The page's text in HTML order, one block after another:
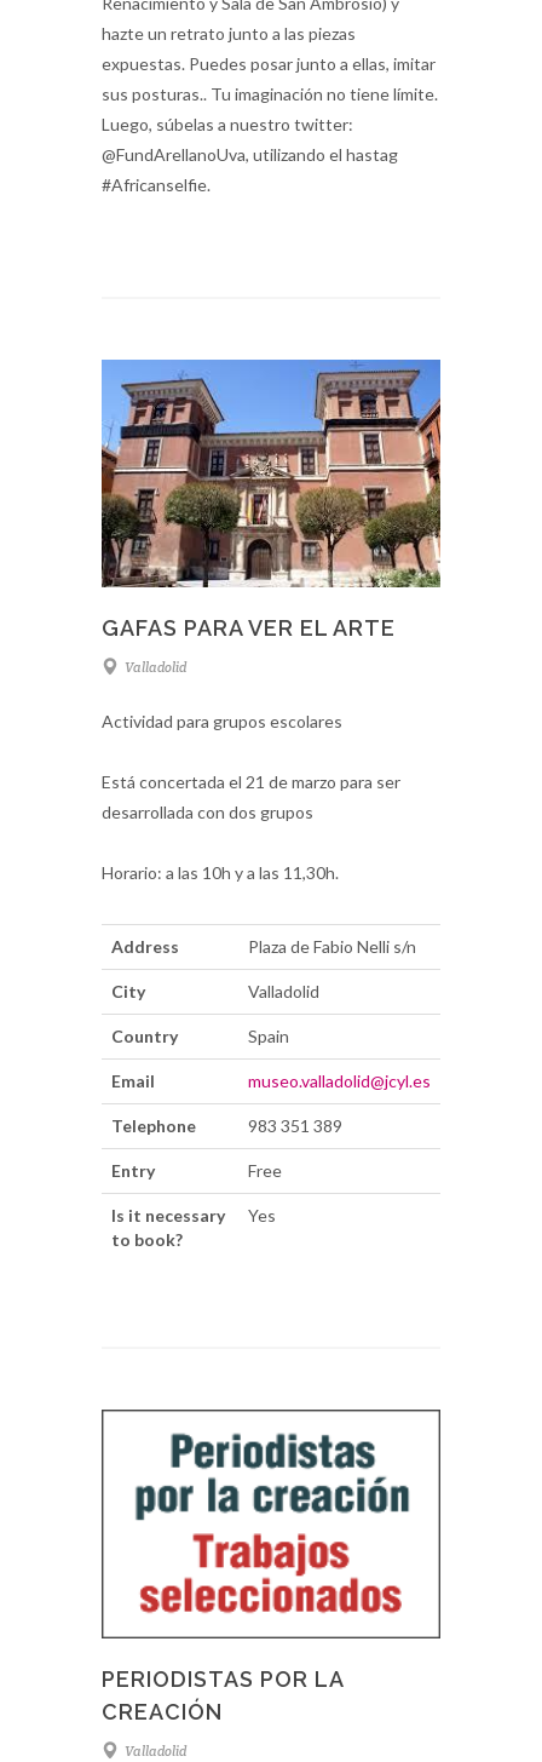
hazte un retrato junto a las piezas
expuestas. Puedes posar junto a ellas, imitar
sus posturas.. Tu imaginación no tiene límite.
Luego, súbelas a nuestro twitter:
@FundArellanoUva, utilizando el hastag
#Africanselfie.
GAFAS PARA VER EL ARTE
Valladolid
Actividad para grupos escolares
Está concertada el 21 de marzo para ser
desarrollada con dos grupos
Horario: a las 10h y a las 11,30h.
Address Plaza de Fabio Nelli s/n
City Valladolid
Country Spain
Email museo.valladolid@jcyl.es
Telephone 983 351 389
Entry Free
Is it necessary
to book?
Yes
PERIODISTAS POR LA
CREACIÓN
Valladolid